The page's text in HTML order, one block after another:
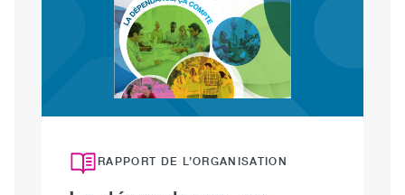
RAPPORT DE L’ORGANISATION